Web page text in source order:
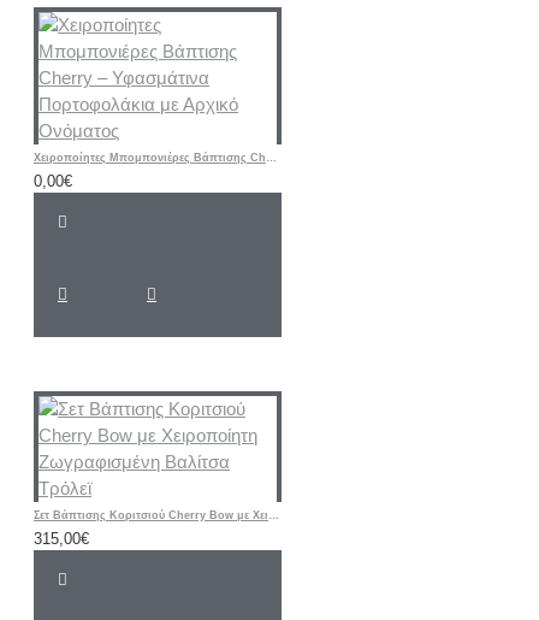
Χειροποίητες Μπομπονιέρες Βάπτισης Cherry – Υφασμάτινα Πορτοφολάκια με Αρχικό Ονόματος
0,00€
Σετ Βάπτισης Κοριτσιού Cherry Bow με Χειροποίητη Ζωγραφισμένη Βαλίτσα Τρόλεϊ
315,00€